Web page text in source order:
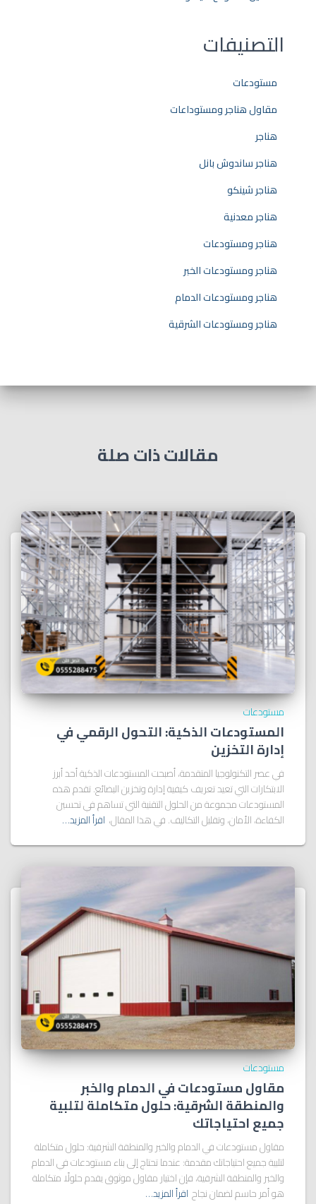
التصنيفات
مستودعات
مقاول هناجر ومستوداعات
هناجر
هناجر ساندوش بانل
هناجر شينكو
هناجر معدنية
هناجر ومستودعات
هناجر ومستودعات الخبر
هناجر ومستودعات الدمام
هناجر ومستودعات الشرقية
مقالات ذات صلة
مستودعات
المستودعات الذكية: التحول الرقمي في
إدارة التخزين
في عصر التكنولوجيا المتقدمة، أصبحت المستودعات الذكية أحد أبرز
الابتكارات التي تعيد تعريف كيفية إدارة وتخزين البضائع. تقدم هذه
المستودعات مجموعة من الحلول التقنية التي تساهم في تحسين
الكفاءة، الأمان، وتقليل التكاليف. في هذا المقال، اقرأ المزيد…
مستودعات
مقاول مستودعات في الدمام والخبر
والمنطقة الشرقية: حلول متكاملة لتلبية
جميع احتياجاتك
مقاول مستودعات في الدمام والخبر والمنطقة الشرقية: حلول متكاملة
لتلبية جميع احتياجاتك مقدمة: عندما تحتاج إلى بناء مستودعات في الدمام
والخبر والمنطقة الشرقية، فإن اختيار مقاول موثوق يقدم حلولًا متكاملة
هو أمر حاسم لضمان نجاح اقرأ المزيد…